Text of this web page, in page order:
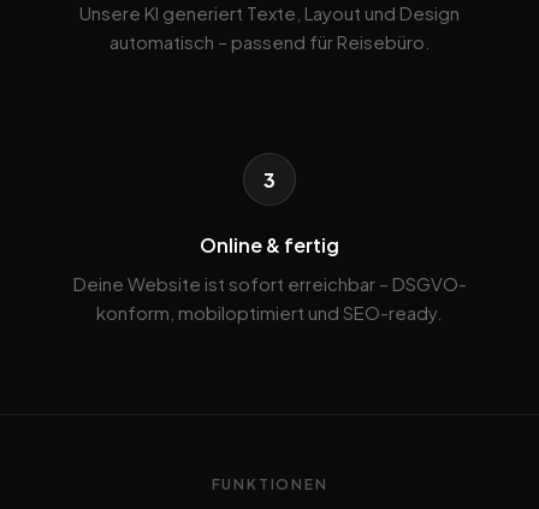
Unsere KI generiert Texte, Layout und Design
automatisch – passend für Reisebüro.
3
Online & fertig
Deine Website ist sofort erreichbar – DSGVO-
konform, mobiloptimiert und SEO-ready.
FUNKTIONEN